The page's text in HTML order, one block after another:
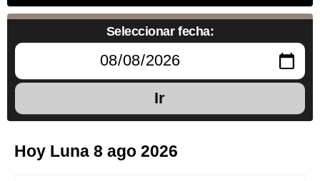
Seleccionar fecha:
Ir
Hoy Luna 8 ago 2026